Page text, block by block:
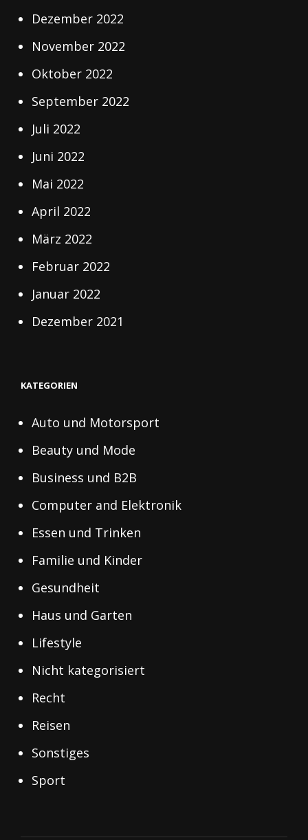
Dezember 2022
November 2022
Oktober 2022
September 2022
Juli 2022
Juni 2022
Mai 2022
April 2022
März 2022
Februar 2022
Januar 2022
Dezember 2021
KATEGORIEN
Auto und Motorsport
Beauty und Mode
Business und B2B
Computer and Elektronik
Essen und Trinken
Familie und Kinder
Gesundheit
Haus und Garten
Lifestyle
Nicht kategorisiert
Recht
Reisen
Sonstiges
Sport